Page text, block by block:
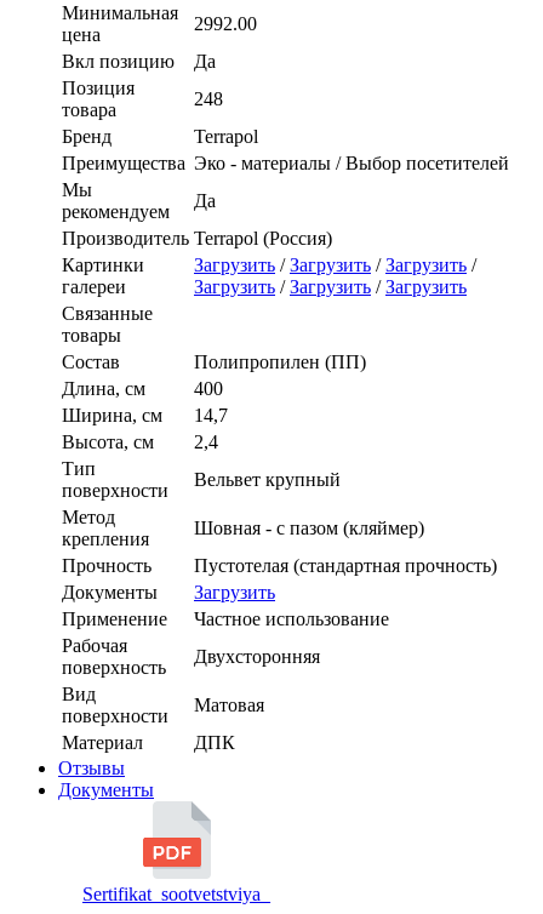
Минимальная
цена
2992.00
Вкл позицию
Да
Позиция
товара
248
Бренд
Terrapol
Преимущества Эко - материалы / Выбор посетителей
Мы
рекомендуем
Да
Производитель Terrapol (Россия)
Картинки
галереи
Загрузить /Загрузить /Загрузить /
Загрузить /Загрузить /Загрузить
Связанные
товары
Состав
Полипропилен (ПП)
Длина, см
400
Ширина, см
14,7
Высота, см
2,4
Тип
поверхности
Вельвет крупный
Метод
крепления
Шовная - с пазом (кляймер)
Прочность
Пустотелая (стандартная прочность)
Документы
Загрузить
Применение
Частное использование
Рабочая
поверхность
Двухсторонняя
Вид
поверхности
Матовая
Материал
ДПК
Отзывы
Документы
Sertifikat_sootvetstviya_